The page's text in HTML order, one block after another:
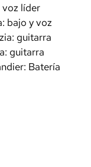
voz líder
bajo y voz
guitarra
guitarra
Batería